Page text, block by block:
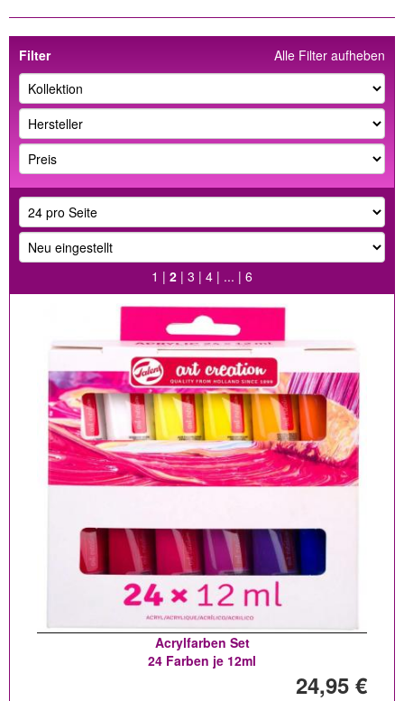
Alle Filter aufheben
Filter
1 | 2 | 3 | 4 | ... | 6
Acrylfarben Set
24 Farben je 12ml
24,95 €